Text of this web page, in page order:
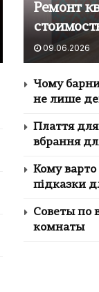
Ремонт
09.06.2026
Чому
не лише
Плаття для
вбрання
Кому варто
підказки
Советы по
комнаты